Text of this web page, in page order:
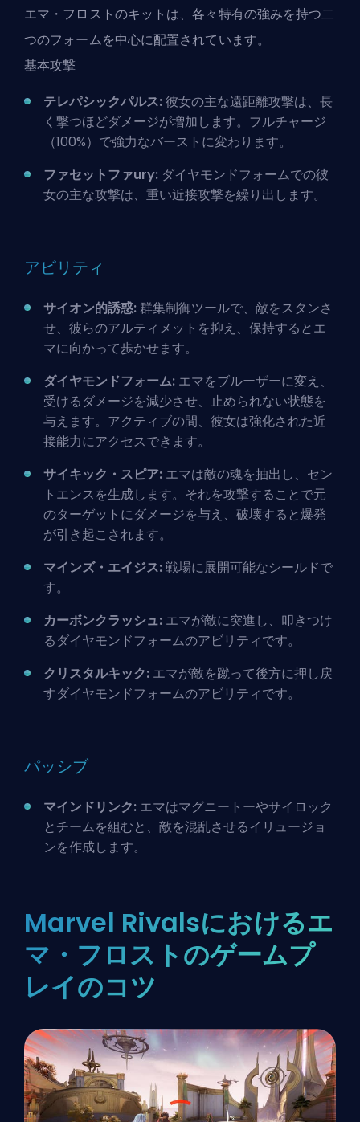
エマ・フロストのキットは、各々特有の強みを持つ二
つのフォームを中心に配置されています。
基本攻撃
テレパシックパルス:彼女の主な遠距離攻撃は、長
く撃つほどダメージが増加します。フルチャージ
（100%）で強力なバーストに変わります。
ファセットファury: ダイヤモンドフォームでの彼
女の主な攻撃は、重い近接攻撃を繰り出します。
アビリティ
サイオン的誘惑: 群集制御ツールで、敵をスタンさ
せ、彼らのアルティメットを抑え、保持するとエ
マに向かって歩かせます。
ダイヤモンドフォーム: エマをブルーザーに変え、
受けるダメージを減少させ、止められない状態を
与えます。アクティブの間、彼女は強化された近
接能力にアクセスできます。
サイキック・スピア: エマは敵の魂を抽出し、セン
トエンスを生成します。それを攻撃することで元
のターゲットにダメージを与え、破壊すると爆発
が引き起こされます。
マインズ・エイジス:戦場に展開可能なシールドで
す。
カーボンクラッシュ: エマが敵に突進し、叩きつけ
るダイヤモンドフォームのアビリティです。
クリスタルキック: エマが敵を蹴って後方に押し戻
すダイヤモンドフォームのアビリティです。
パッシブ
マインドリンク: エマはマグニートーやサイロック
とチームを組むと、敵を混乱させるイリュージョ
ンを作成します。
Marvel Rivalsにおけるエ
マ・フロストのゲームプ
レイのコツ